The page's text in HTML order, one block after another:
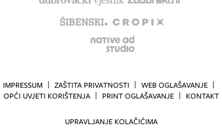
IMPRESSUM ZAŠTITA PRIVATNOSTI
WEB OGLAŠAVANJE
OPĆI UVJETI KORIŠTENJA
PRINT OGLAŠAVANJE KONTAKT
UPRAVLJANJE KOLAČIĆIMA